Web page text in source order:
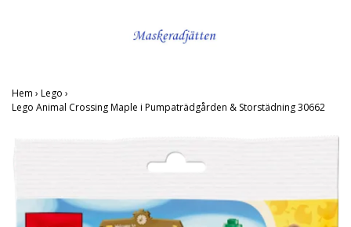
Hem › Lego ›
Lego Animal Crossing Maple i Pumpaträdgården & Storstädning 30662